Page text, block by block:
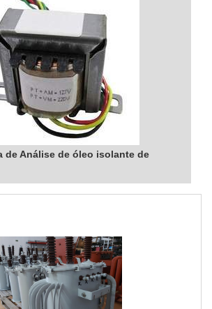
de Análise de óleo isolante de